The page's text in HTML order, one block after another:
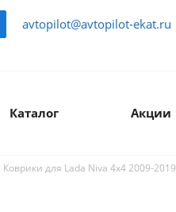
avtopilot@avtopilot-ekat.ru
Каталог Акции
Коврики для Lada Niva 4x4 2009-2019